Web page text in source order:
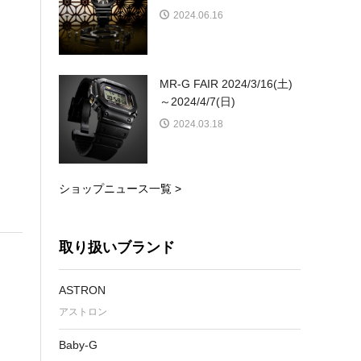
2024.06.16
MR-G FAIR 2024/3/16(土)
～2024/4/7(日)
2024.03.18
ショップニュース一覧 >
取り扱いブランド
ASTRON
アストロン
Baby-G